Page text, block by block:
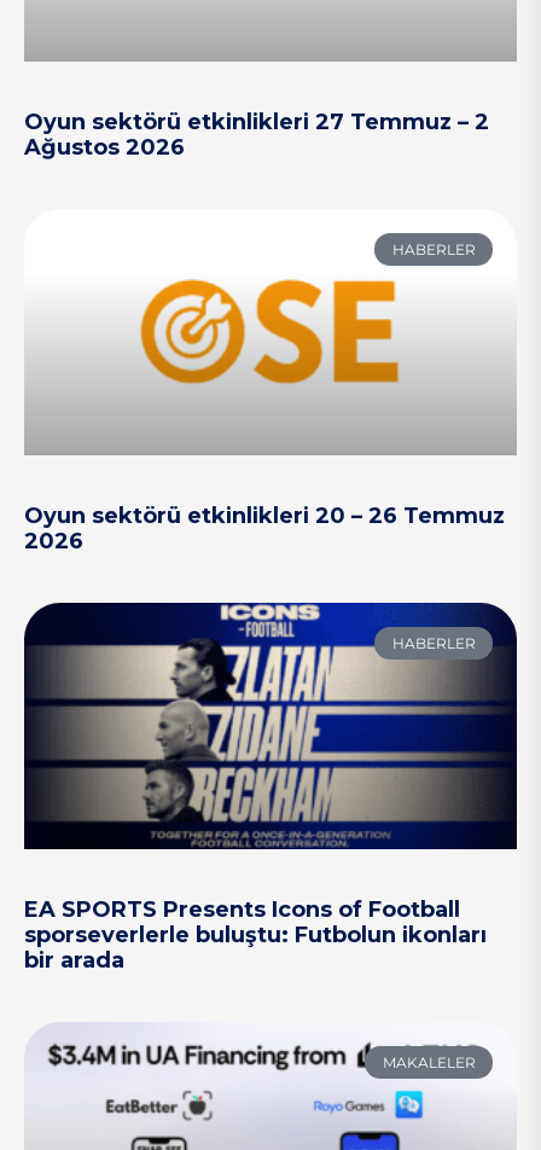
Oyun sektörü etkinlikleri 27 Temmuz – 2
Ağustos 2026
HABERLER
Oyun sektörü etkinlikleri 20 – 26 Temmuz
2026
HABERLER
EA SPORTS Presents Icons of Football
sporseverlerle buluştu: Futbolun ikonları
bir arada
MAKALELER